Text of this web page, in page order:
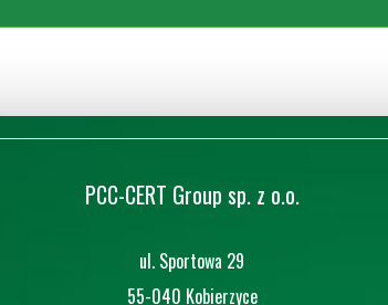
PCC-CERT Group sp. z o.o.
ul. Sportowa 29
55-040 Kobierzyce